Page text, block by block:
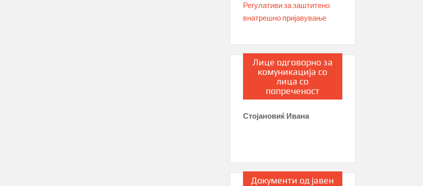
Регулативи за заштитено
внатрешно пријавување
Лице одговорно за
комуникација со
лица со
попреченост
Стојановиќ Ивана
Документи од јавен